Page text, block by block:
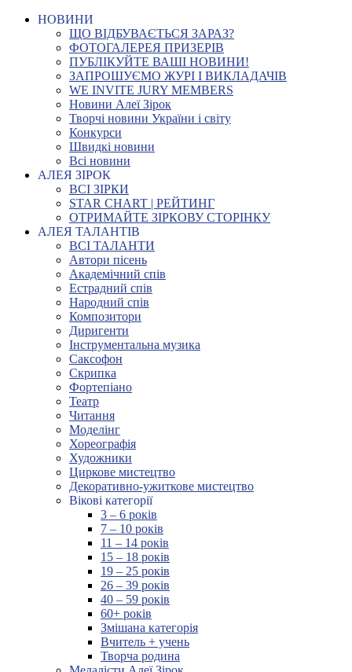
НОВИНИ
ЩО ВІДБУВАЄТЬСЯ ЗАРАЗ?
ФОТОГАЛЕРЕЯ ПРИЗЕРІВ
ПУБЛІКУЙТЕ ВАШІ НОВИНИ!
ЗАПРОШУЄМО ЖУРІ І ВИКЛАДАЧІВ
WE INVITE JURY MEMBERS
Новини Алеї Зірок
Творчі новини України і світу
Конкурси
Швидкі новини
Всі новини
АЛЕЯ ЗІРОК
ВСІ ЗІРКИ
STAR CHART | РЕЙТИНГ
ОТРИМАЙТЕ ЗІРКОВУ СТОРІНКУ
АЛЕЯ ТАЛАНТІВ
ВСІ ТАЛАНТИ
Автори пісень
Академічний спів
Естрадний спів
Народний спів
Композитори
Диригенти
Інструментальна музика
Саксофон
Скрипка
Фортепіано
Театр
Читання
Моделінг
Хореографія
Художники
Циркове мистецтво
Декоративно-ужиткове мистецтво
Вікові категорії
3 – 6 років
7 – 10 років
11 – 14 років
15 – 18 років
19 – 25 років
26 – 39 років
40 – 59 років
60+ років
Змішана категорія
Вчитель + учень
Творча родина